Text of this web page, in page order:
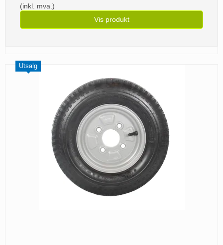
(inkl. mva.)
Vis produkt
Utsalg